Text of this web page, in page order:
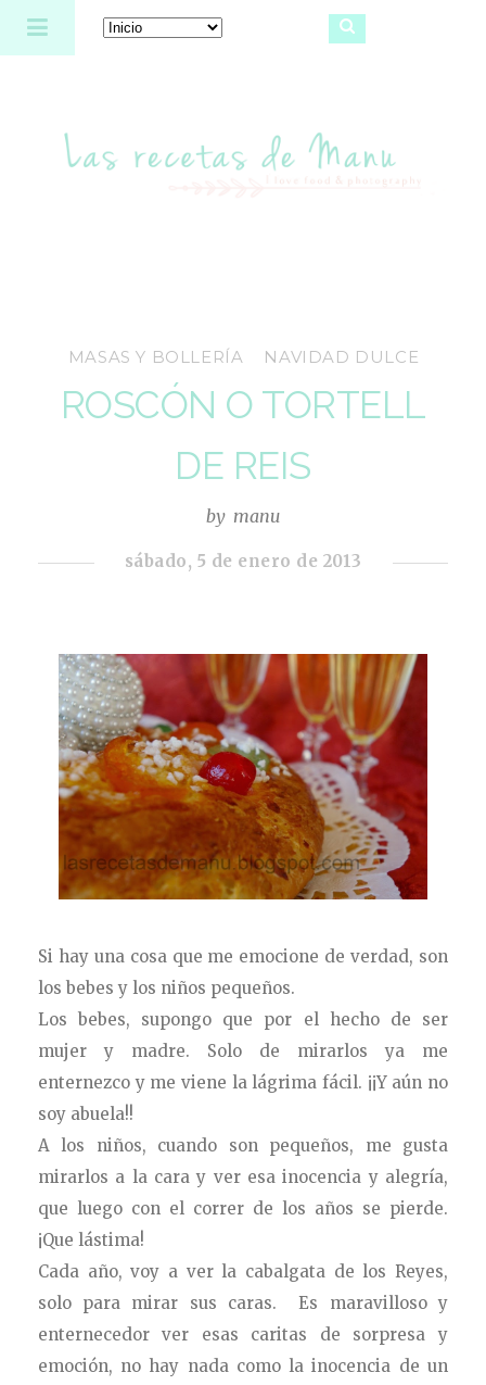
Las recetas de Manu
MASAS Y BOLLERÍA NAVIDAD DULCE
ROSCÓN O TORTELL
DE REIS
by manu
sábado, 5 de enero de 2013
Si hay una cosa que me emocione de verdad, son
los bebes y los niños pequeños.
Los bebes, supongo que por el hecho de ser
mujer y madre. Solo de mirarlos ya me
enternezco y me viene la lágrima fácil. ¡¡Y aún no
soy abuela!!
A los niños, cuando son pequeños, me gusta
mirarlos a la cara y ver esa inocencia y alegría,
que luego con el correr de los años se pierde.
¡Que lástima!
Cada año, voy a ver la cabalgata de los Reyes,
solo para mirar sus caras. Es maravilloso y
enternecedor ver esas caritas de sorpresa y
emoción, no hay nada como la inocencia de un